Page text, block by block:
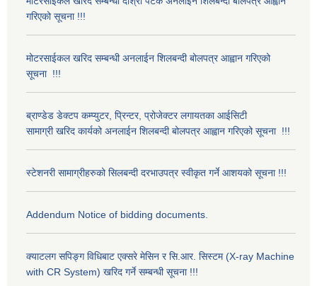
गरिएको सूचना !!!
मोटरसाईकल खरिद सम्बन्धी अनलाईन शिलबन्दी बोलपत्र आह्वान गरिएको
सूचना !!!
ब्राण्डेड डेक्टप कम्प्युटर, प्रिन्टर, प्रोजेक्टर लगायतका आईसिटी
सामाग्री खरिद कार्यको अनलाईन शिलबन्दी बोलपत्र आह्वान गरिएको सूचना !!!
स्टेशनरी सामाग्रीहरुको सिलबन्दी दरभाउपत्र स्वीकृत गर्ने आशयको सूचना !!!
Addendum Notice of bidding documents.
क्याटलग सपिङ्ग विधिबाट एक्सरे मेसिन र सि.आर. सिस्टम (X-ray Machine
with CR System) खरिद गर्ने सम्बन्धी सूचना !!!